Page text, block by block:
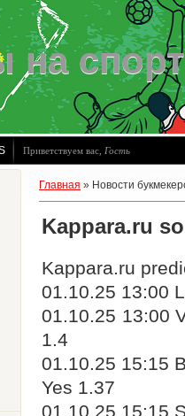
на
Приветствуем вас Гость
Главная » Новости
Kappara.ru
Kappara.ru
01.10.25 13:00
01.10.25 13:00
1.4
01.10.25 15:15
Yes 1.37
01.10.25 15:15